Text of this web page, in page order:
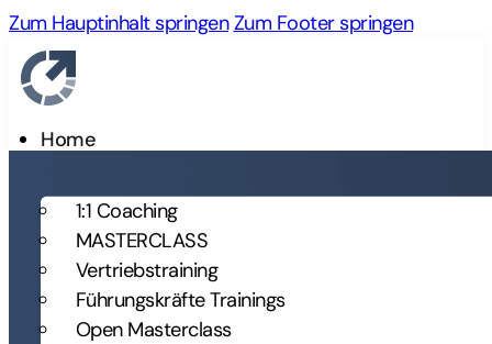
Zum Hauptinhalt springen Zum Footer springen
Home
1:1 Coaching
MASTERCLASS
Vertriebstraining
Führungskräfte Trainings
Open Masterclass